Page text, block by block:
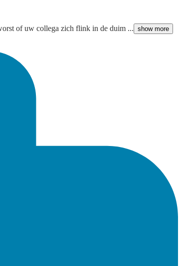
of uw collega zich flink in de duim ... show more